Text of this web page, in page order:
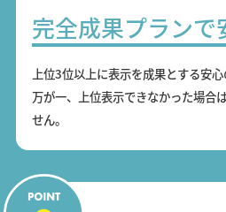
完全成果プランで
上位3位以上に表示を成果とする安心
万が一、上位表示できなかった場合
せん。